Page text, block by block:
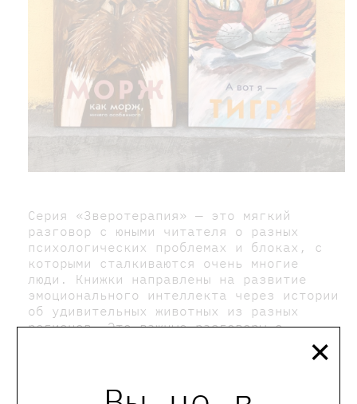
×
Серия «Зверотерапия» — это мягкий
разговор с юными читателя о разных
психологических проблемах и блоках, с
которыми сталкиваются очень многие
люди. Книжки направлены на развитие
эмоционального интеллекта через истории
об удивительных животных из разных
регионов. Это важные разговоры о
темпераментов, разных типах поведения.
«Морж как морж, ничего